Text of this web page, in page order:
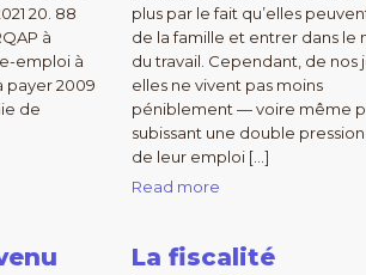
20. 88
à
emploi à
payer 2009
de
plus par le fait qu’elles
de la famille et entrer dans le
du travail. Cependant, de nos
elles ne vivent pas moins
péniblement — voire même
subissant une double
de leur emploi […]
Read more
La fiscalité